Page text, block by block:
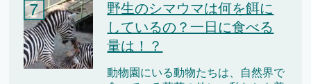
野生のシマウマは何を餌に
しているの？一日に食べる
量は！？
動物園にいる動物たちは、自然界で